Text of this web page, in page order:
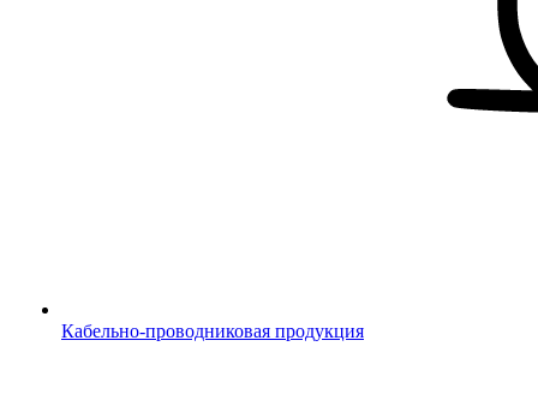
Кабельно-проводниковая продукция